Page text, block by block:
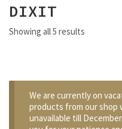
DIXIT
Showing all 5 results
We are currently on
products from our shop
unavailable till